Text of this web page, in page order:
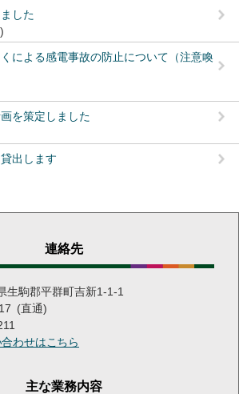
した
による感電事故の防止について（注意喚
を策定しました
出します
連絡先
生駒郡平群町吉新1-1-1
直通
わせはこちら
主な業務内容